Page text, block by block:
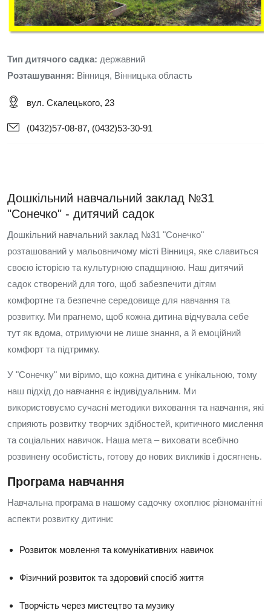
Тип дитячого садка: державний
Розташування: Вінниця, Вінницька область
вул. Скалецького, 23
(0432)57-08-87, (0432)53-30-91
Дошкільний навчальний заклад №31
"Сонечко" - дитячий садок
Дошкільний навчальний заклад №31 "Сонечко"
розташований у мальовничому місті Вінниця, яке славиться
своєю історією та культурною спадщиною. Наш дитячий
садок створений для того, щоб забезпечити дітям
комфортне та безпечне середовище для навчання та
розвитку. Ми прагнемо, щоб кожна дитина відчувала себе
тут як вдома, отримуючи не лише знання, а й емоційний
комфорт та підтримку.
У "Сонечку" ми віримо, що кожна дитина є унікальною, тому
наш підхід до навчання є індивідуальним. Ми
використовуємо сучасні методики виховання та навчання, які
сприяють розвитку творчих здібностей, критичного мислення
та соціальних навичок. Наша мета – виховати всебічно
розвинену особистість, готову до нових викликів і досягнень.
Програма навчання
Навчальна програма в нашому садочку охоплює різноманітні
аспекти розвитку дитини:
Розвиток мовлення та комунікативних навичок
Фізичний розвиток та здоровий спосіб життя
Творчість через мистецтво та музику